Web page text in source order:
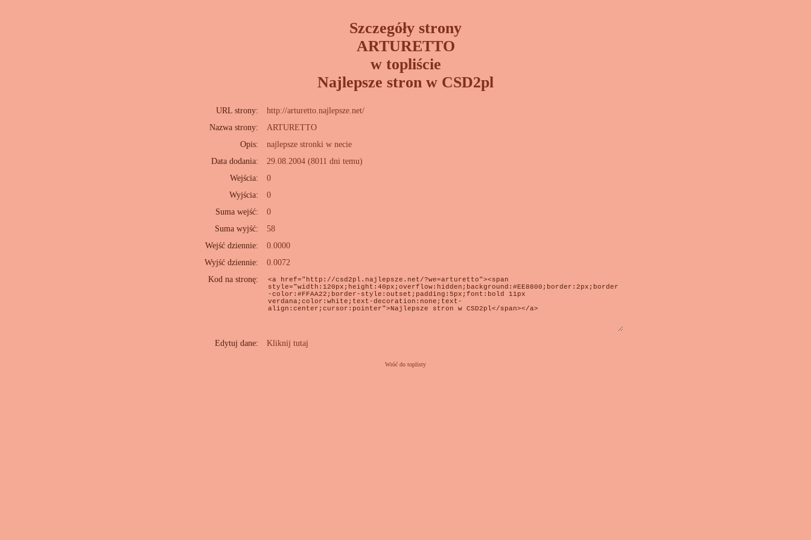
Szczegóły strony
ARTURETTO
w topliście
Najlepsze stron w CSD2pl
URL strony:
http://arturetto.najlepsze.net/
Nazwa strony:
ARTURETTO
Opis:
najlepsze stronki w necie
Data dodania:
29.08.2004 (8011 dni temu)
Wejścia:
0
Wyjścia:
0
Suma wejść:
0
Suma wyjść:
58
Wejść dziennie:
0.0000
Wyjść dziennie:
0.0072
Kod na stronę:
Edytuj dane: Kliknij tutaj
Wróć do toplisty